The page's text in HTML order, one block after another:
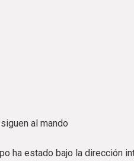
al mando
ha estado bajo la dirección